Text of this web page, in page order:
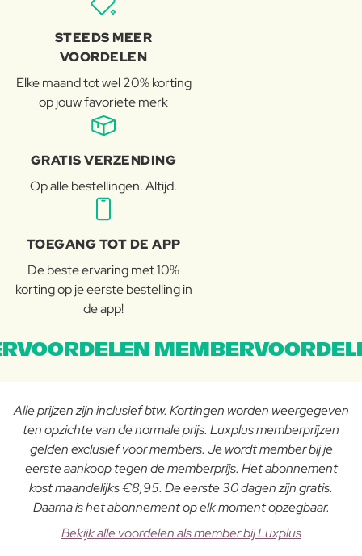
STEEDS MEER
VOORDELEN
Elke maand tot wel 20% korting
op jouw favoriete merk
GRATIS VERZENDING
Op alle bestellingen. Altijd.
TOEGANG TOT DE APP
De beste ervaring met 10%
korting op je eerste bestelling in
de app!
Alle prijzen zijn inclusief btw. Kortingen worden weergegeven
ten opzichte van de normale prijs. Luxplus memberprijzen
gelden exclusief voor members. Je wordt member bij je
eerste aankoop tegen de memberprijs. Het abonnement
kost maandelijks €8,95. De eerste 30 dagen zijn gratis.
Daarna is het abonnement op elk moment opzegbaar.
Bekijk alle voordelen als member bij Luxplus